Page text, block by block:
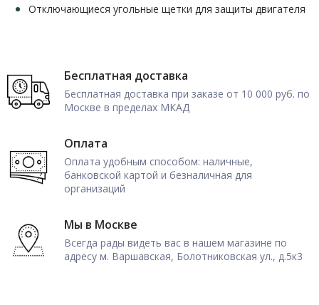
Отключающиеся угольные щетки для защиты двигателя
Бесплатная доставка
Бесплатная доставка при заказе от 10 000 руб. по
Москве в пределах МКАД
Оплата
Оплата удобным способом: наличные,
банковской картой и безналичная для
организаций
Мы в Москве
Всегда рады видеть вас в нашем магазине по
адресу м. Варшавская, Болотниковская ул., д.5к3